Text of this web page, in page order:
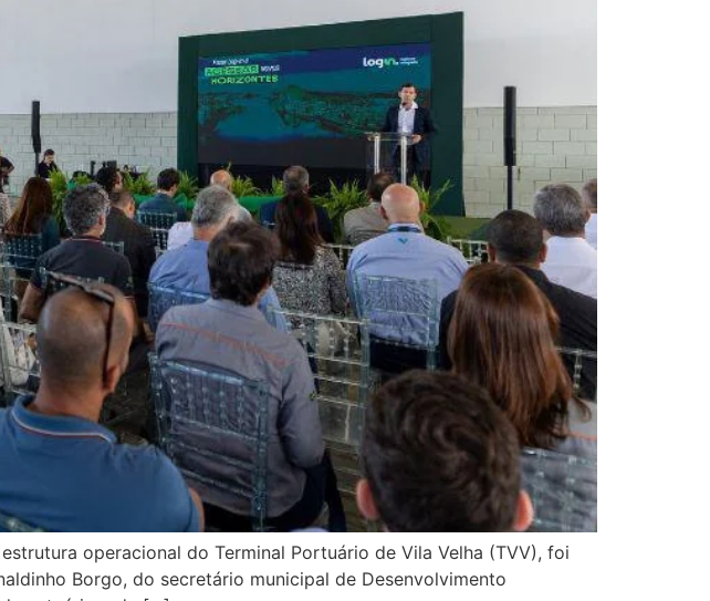
operacional do Terminal Portuário de Vila Velha (TVV), foi
Borgo, do secretário municipal de Desenvolvimento